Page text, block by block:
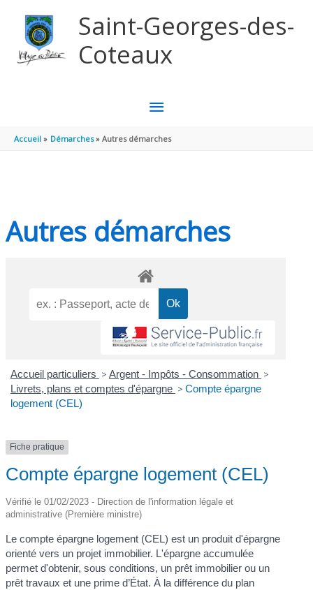
Saint-Georges-des-
Coteaux
MENU
PRINCIPAL
Accueil Démarches Autres démarches
Autres démarches
Accueil particuliers > Argent - Impôts - Consommation >
Livrets, plans et comptes d'épargne > Compte épargne
logement (CEL)
Fiche pratique
Compte épargne logement (CEL)
Vérifié le 01/02/2023 - Direction de l'information légale et
administrative (Première ministre)
Le compte épargne logement (CEL) est un produit d'épargne
orienté vers un projet immobilier. L'épargne accumulée
permet d'obtenir, sous conditions, un prêt immobilier ou un
prêt travaux et une prime d’État. À la différence du plan